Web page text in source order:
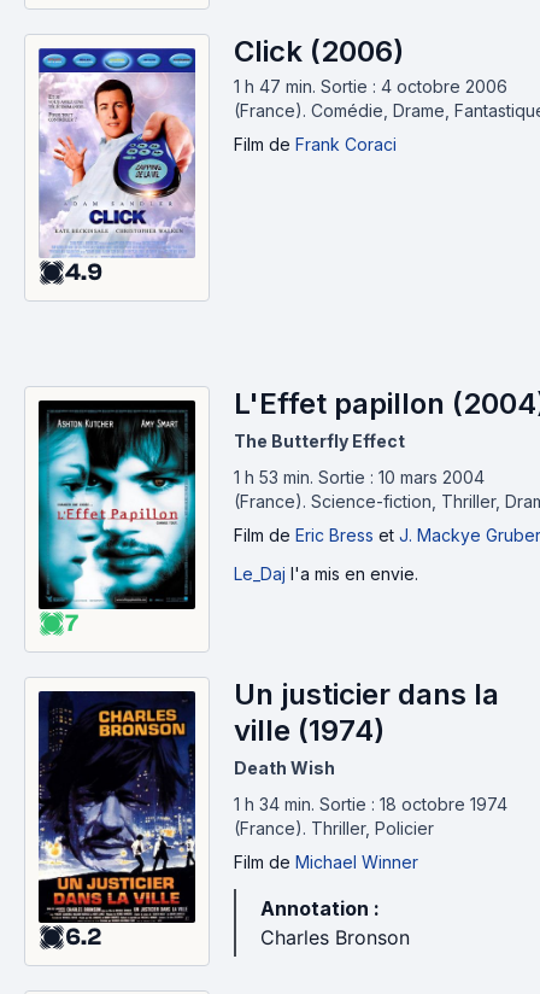
4.9
Click (2006)
1 h 47 min. Sortie : 4 octobre 2006
(France). Comédie, Drame,
Film de Frank Coraci
7
L'Effet papillon
The Butterfly Effect
1 h 53 min. Sortie : 10 mars 2004
(France). Science-fiction, Thriller,
Film de Eric Bress et J. Mackye Gruber
Le_Daj l'a mis en envie.
6.2
Un justicier dans la
ville (1974)
Death Wish
1 h 34 min. Sortie : 18 octobre 1974
(France). Thriller, Policier
Film de Michael Winner
Annotation :
Charles Bronson